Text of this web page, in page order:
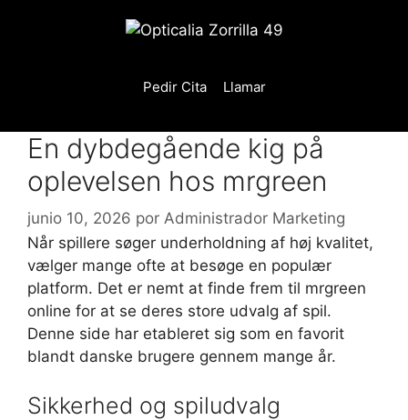
Pedir Cita Llamar
En dybdegående kig på
oplevelsen hos mrgreen
junio 10, 2026 por Administrador Marketing
Når spillere søger underholdning af høj kvalitet,
vælger mange ofte at besøge en populær
platform. Det er nemt at finde frem til mrgreen
online for at se deres store udvalg af spil.
Denne side har etableret sig som en favorit
blandt danske brugere gennem mange år.
Sikkerhed og spiludvalg